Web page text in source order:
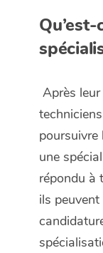
Après
poursuivre
une
répondu à
ils